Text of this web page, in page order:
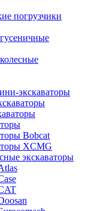
погрузчики
экскаваторы
Bobcat
XCMG
экскаваторы